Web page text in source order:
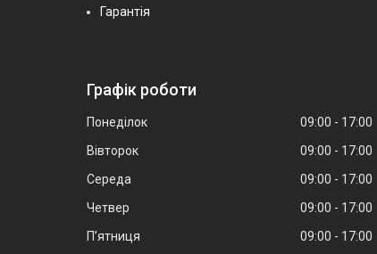
Гарантія
Графік роботи
Понеділок 09:00
17:00
Вівторок
09:00
17:00
Середа
09:00
17:00
Четвер
09:00
17:00
Пʼятниця
09:00 17:00